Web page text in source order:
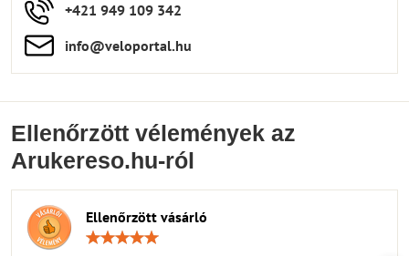
+421 949 109 342
info​​@veloportal​.hu
Ellenőrzött vélemények az
Arukereso.hu-ról
Ellenőrzött vásárló